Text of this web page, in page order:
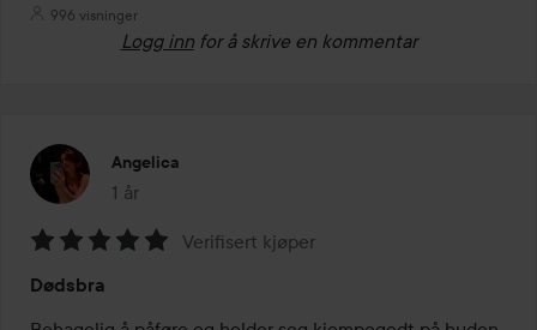
996 visninger
Logg inn for å skrive en kommentar
Angelica
1 år
Innlegget ble opprettet 1 år
5
av
Verifisert kjøper
Dødsbra